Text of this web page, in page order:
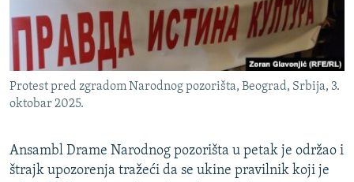
Protest pred zgradom Narodnog pozorišta, Beograd, Srbija, 3.
oktobar 2025.
Ansambl Drame Narodnog pozorišta u petak je održao i
štrajk upozorenja tražeći da se ukine pravilnik koji je